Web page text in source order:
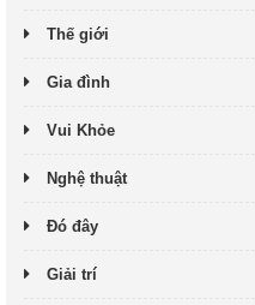
Thế giới
Gia đình
Vui Khỏe
Nghệ thuật
Đó đây
Giải trí